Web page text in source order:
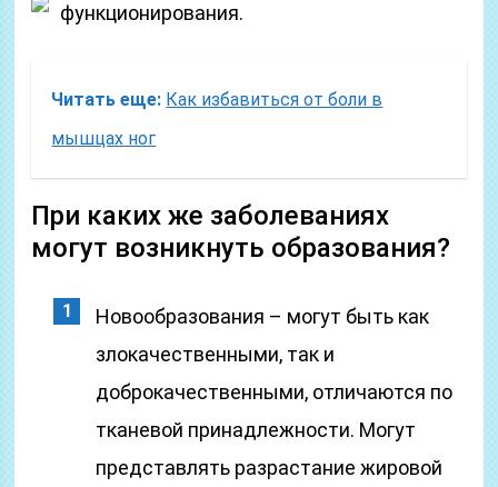
функционирования.
Читать еще: Как избавиться от боли в
мышцах ног
При каких же заболеваниях
могут возникнуть образования?
Новообразования – могут быть как
злокачественными, так и
доброкачественными, отличаются по
тканевой принадлежности. Могут
представлять разрастание жировой